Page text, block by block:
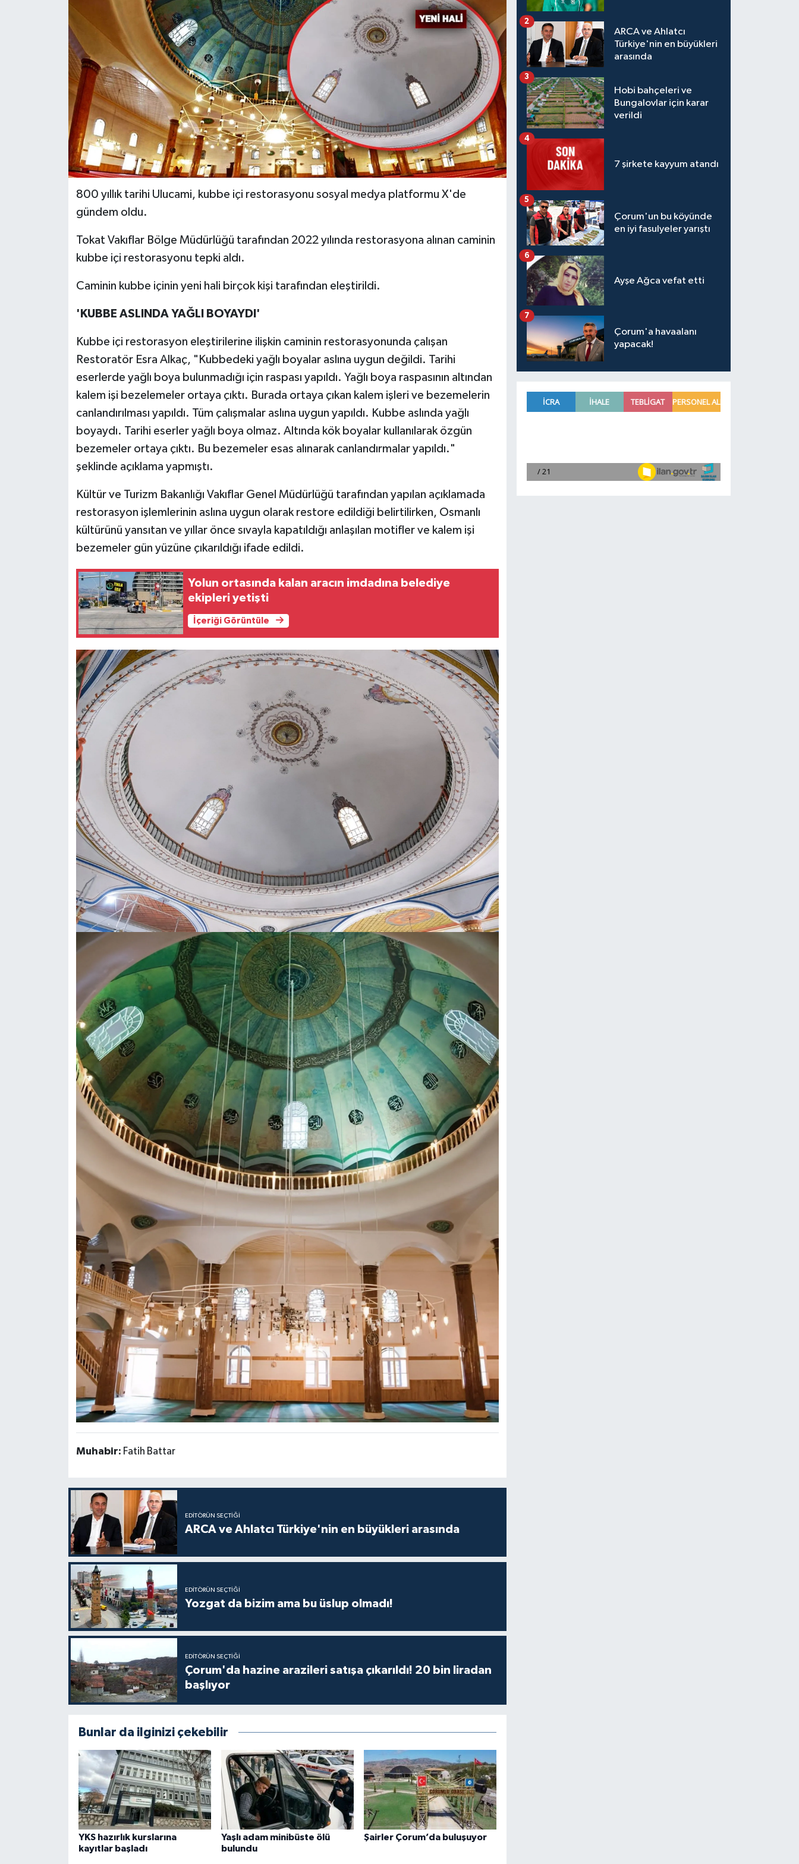
800 yıllık tarihi Ulucami, kubbe içi restorasyonu sosyal medya platformu X'de
gündem oldu.
Tokat Vakıflar Bölge Müdürlüğü tarafından 2022 yılında restorasyona alınan caminin
kubbe içi restorasyonu tepki aldı.
Caminin kubbe içinin yeni hali birçok kişi tarafından eleştirildi.
'KUBBE ASLINDA YAĞLI BOYAYDI'
Kubbe içi restorasyon eleştirilerine ilişkin caminin restorasyonunda çalışan
Restoratör Esra Alkaç, "Kubbedeki yağlı boyalar aslına uygun değildi. Tarihi
eserlerde yağlı boya bulunmadığı için raspası yapıldı. Yağlı boya raspasının altından
kalem işi bezelemeler ortaya çıktı. Burada ortaya çıkan kalem işleri ve bezemelerin
canlandırılması yapıldı. Tüm çalışmalar aslına uygun yapıldı. Kubbe aslında yağlı
boyaydı. Tarihi eserler yağlı boya olmaz. Altında kök boyalar kullanılarak özgün
bezemeler ortaya çıktı. Bu bezemeler esas alınarak canlandırmalar yapıldı."
şeklinde açıklama yapmıştı.
Kültür ve Turizm Bakanlığı Vakıflar Genel Müdürlüğü tarafından yapılan açıklamada
restorasyon işlemlerinin aslına uygun olarak restore edildiği belirtilirken, Osmanlı
kültürünü yansıtan ve yıllar önce sıvayla kapatıldığı anlaşılan motifler ve kalem işi
bezemeler gün yüzüne çıkarıldığı ifade edildi.
Yolun ortasında kalan aracın imdadına belediye
ekipleri yetişti
İçeriği Görüntüle
Muhabir: Fatih Battar
EDITÖRÜN SEÇTIĞI
ARCA ve Ahlatcı Türkiye'nin en büyükleri arasında
EDITÖRÜN SEÇTIĞI
Yozgat da bizim ama bu üslup olmadı!
EDITÖRÜN SEÇTIĞI
Çorum'da hazine arazileri satışa çıkarıldı! 20 bin liradan
başlıyor
Bunlar da ilginizi çekebilir
YKS hazırlık kurslarına
kayıtlar başladı
Yaşlı adam minibüste ölü
bulundu
Şairler Çorum’da buluşuyor
ARCA ve Ahlatcı
Türkiye'nin en büyükleri
arasında
2
Hobi bahçeleri ve
Bungalovlar için karar
verildi
3
7 şirkete kayyum atandı
4
Çorum'un bu köyünde
en iyi fasulyeler yarıştı
5
Ayşe Ağca vefat etti
6
Çorum'a havaalanı
yapacak!
7
OTOPARK
TEKNOLOJİ